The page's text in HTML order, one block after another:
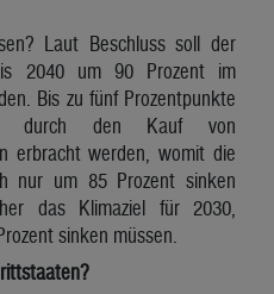
Laut Beschluss soll der
2040 um 90 Prozent im
Bis zu fünf Prozentpunkte
durch den Kauf von
erbracht werden, womit die
nur um 85 Prozent sinken
das Klimaziel für 2030,
sinken müssen.